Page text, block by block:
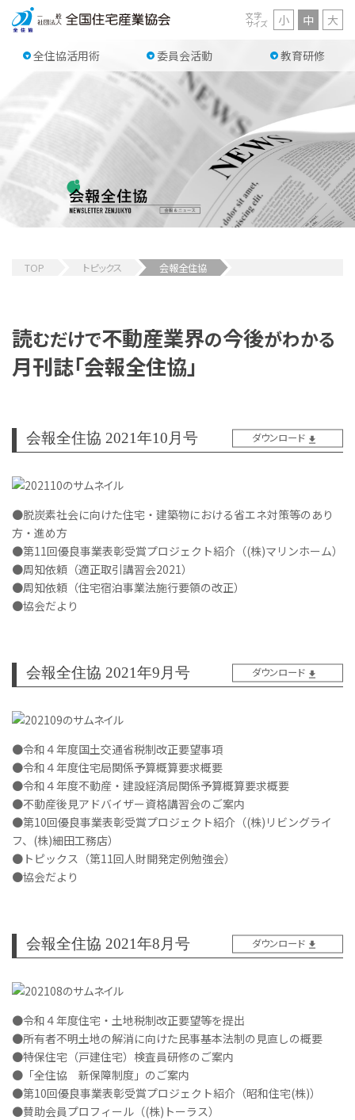
全住協活用術 委員会活動 教育研修
文字
サイズ 小 中 大
TOP トピックス 会報全住協
読むだけで不動産業界の今後がわかる
月刊誌「会報全住協」
会報全住協 2021年10月号 ダウンロード
●脱炭素社会に向けた住宅・建築物における省エネ対策等のあり
方・進め方
●第11回優良事業表彰受賞プロジェクト紹介（(株)マリンホーム）
●周知依頼（適正取引講習会2021）
●周知依頼（住宅宿泊事業法施行要領の改正）
●協会だより
会報全住協 2021年9月号 ダウンロード
●令和４年度国土交通省税制改正要望事項
●令和４年度住宅局関係予算概算要求概要
●令和４年度不動産・建設経済局関係予算概算要求概要
●不動産後見アドバイザー資格講習会のご案内
●第10回優良事業表彰受賞プロジェクト紹介（(株)リビングライ
フ、(株)細田工務店）
●トピックス（第11回人財開発定例勉強会）
●協会だより
会報全住協 2021年8月号 ダウンロード
●令和４年度住宅・土地税制改正要望等を提出
●所有者不明土地の解消に向けた民事基本法制の見直しの概要
●特保住宅（戸建住宅）検査員研修のご案内
●「全住協 新保障制度」のご案内
●第10回優良事業表彰受賞プロジェクト紹介（昭和住宅(株)）
●賛助会員プロフィール（(株)トーラス）